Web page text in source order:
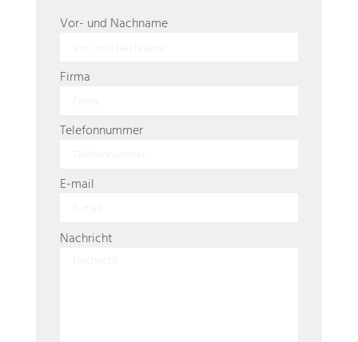
Vor- und Nachname
Firma
Telefonnummer
E-mail
Nachricht